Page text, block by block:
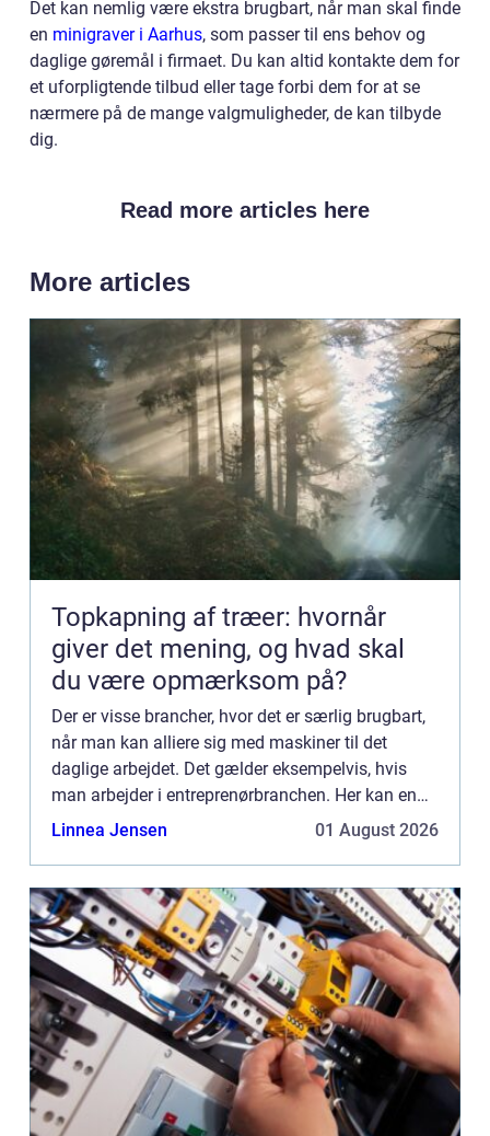
Det kan nemlig være ekstra brugbart, når man skal finde
en minigraver i Aarhus, som passer til ens behov og
daglige gøremål i firmaet. Du kan altid kontakte dem for
et uforpligtende tilbud eller tage forbi dem for at se
nærmere på de mange valgmuligheder, de kan tilbyde
dig.
Read more articles here
More articles
Topkapning af træer: hvornår
giver det mening, og hvad skal
du være opmærksom på?
Der er visse brancher, hvor det er særlig brugbart,
når man kan alliere sig med maskiner til det
daglige arbejdet. Det gælder eksempelvis, hvis
man arbejder i entreprenørbranchen. Her kan en
maskine som en minigraver være med til at gøre
Linnea Jensen 01 August 2026